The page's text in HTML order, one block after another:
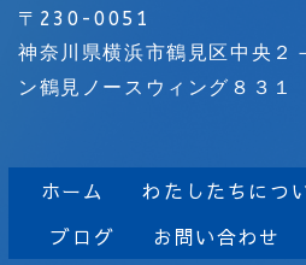
〒 230-0051
神奈川県横浜市鶴見区中央２
ン鶴見ノースウィング８３１
ホーム わたしたちにつ
ブログ
お問い合わせ